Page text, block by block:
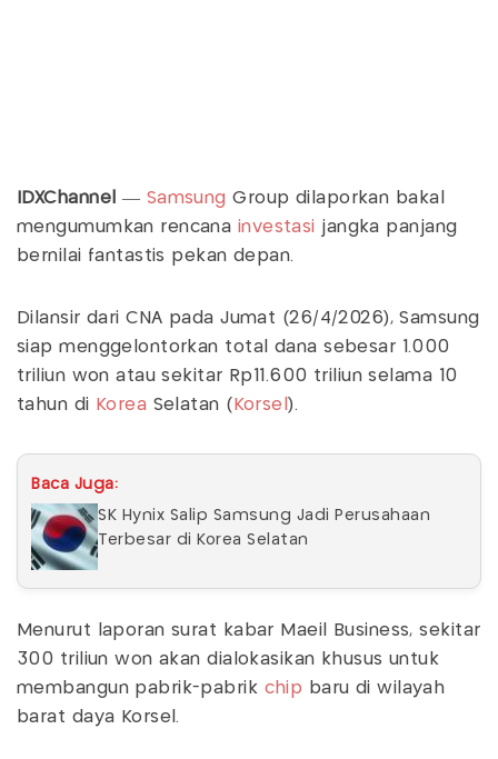
IDXChannel — Samsung Group dilaporkan bakal
mengumumkan rencana investasi jangka panjang
bernilai fantastis pekan depan.
Dilansir dari CNA pada Jumat (26/4/2026), Samsung
siap menggelontorkan total dana sebesar 1.000
triliun won atau sekitar Rp11.600 triliun selama 10
tahun di Korea Selatan ( Korsel).
Baca Juga:
SK Hynix Salip Samsung Jadi Perusahaan
Terbesar di Korea Selatan
Menurut laporan surat kabar Maeil Business, sekitar
300 triliun won akan dialokasikan khusus untuk
membangun pabrik-pabrik chip baru di wilayah
barat daya Korsel.